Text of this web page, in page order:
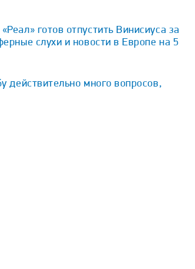
готов отпустить Винисиуса за
слухи и новости в Европе на 5
действительно много вопросов,